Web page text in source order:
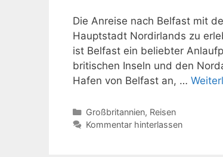
Die Anreise nach Belfast mit
Hauptstadt Nordirlands zu
ist Belfast ein beliebter
britischen Inseln und den
Hafen von Belfast an, …
Kategorien
Großbritannien, Reisen
Kommentar hinterlassen